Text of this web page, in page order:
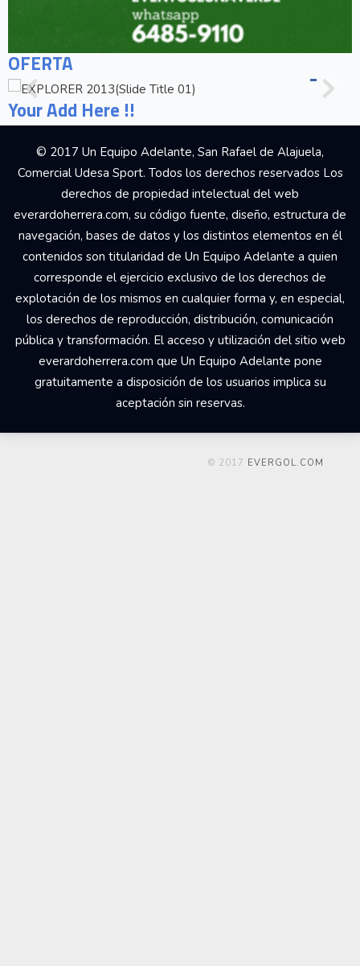
OFERTA
Your Add Here !!
© 2017 Un Equipo Adelante, San Rafael de Alajuela,
Comercial Udesa Sport. Todos los derechos reservados Los
derechos de propiedad intelectual del web
everardoherrera.com, su código fuente, diseño, estructura de
navegación, bases de datos y los distintos elementos en él
contenidos son titularidad de Un Equipo Adelante a quien
corresponde el ejercicio exclusivo de los derechos de
explotación de los mismos en cualquier forma y, en especial,
los derechos de reproducción, distribución, comunicación
pública y transformación. El acceso y utilización del sitio web
everardoherrera.com que Un Equipo Adelante pone
gratuitamente a disposición de los usuarios implica su
aceptación sin reservas.
© 2017 EVERGOL.COM